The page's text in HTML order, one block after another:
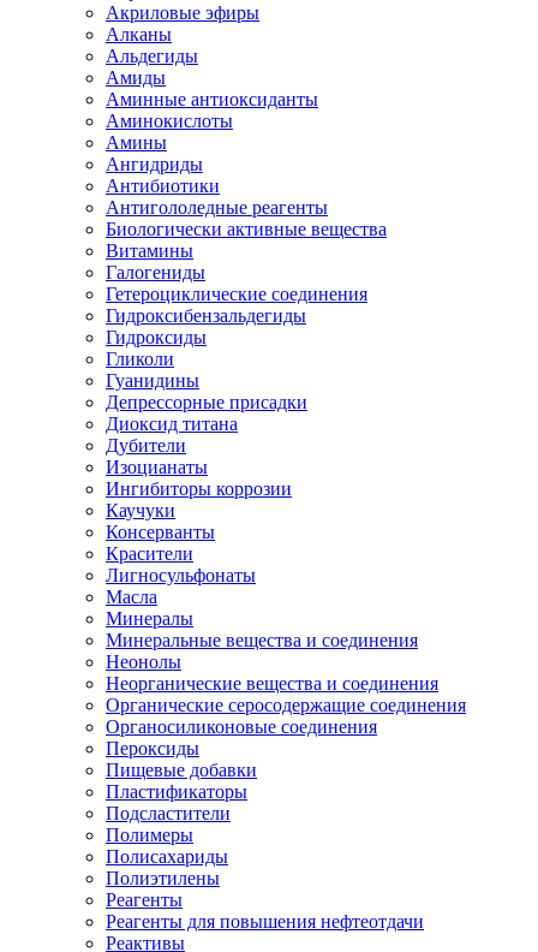
Акриловые эфиры
Алканы
Альдегиды
Амиды
Аминные антиоксиданты
Аминокислоты
Амины
Ангидриды
Антибиотики
Антигололедные реагенты
Биологически активные вещества
Витамины
Галогениды
Гетероциклические соединения
Гидроксибензальдегиды
Гидроксиды
Гликоли
Гуанидины
Депрессорные присадки
Диоксид титана
Дубители
Изоцианаты
Ингибиторы коррозии
Каучуки
Консерванты
Красители
Лигносульфонаты
Масла
Минералы
Минеральные вещества и соединения
Неонолы
Неорганические вещества и соединения
Органические серосодержащие соединения
Органосиликоновые соединения
Пероксиды
Пищевые добавки
Пластификаторы
Подсластители
Полимеры
Полисахариды
Полиэтилены
Реагенты
Реагенты для повышения нефтеотдачи
Реактивы